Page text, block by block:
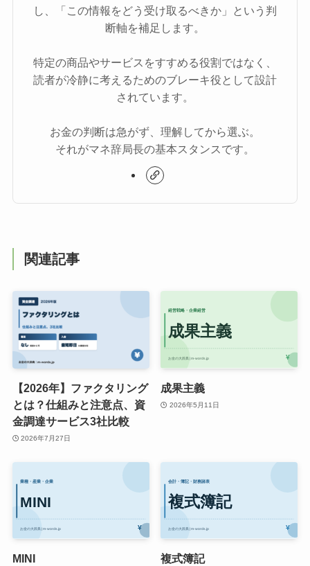
し、「この情報をどう受け取るべきか」という判
断軸を補足します。
特定の商品やサービスをすすめる役割ではなく、
読者が冷静に考えるためのブレーキ役として設計
されています。
お金の判断は急がず、理解してから選ぶ。
それがマネ辞局長の基本スタンスです。
関連記事
【2026年】ファクタリング
とは？仕組みと注意点、資
金調達サービス3社比較
2026年7月27日
成果主義
2026年5月11日
MINI 複式簿記